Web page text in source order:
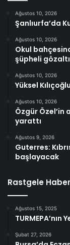
Ağustos 10, 2026
Şanlıurfa’da
Ağustos 10, 2026
Okul
şüpheli
Ağustos 10, 2026
Yüksel
Ağustos 10, 2026
Özgür
yarattı
Ağustos 9, 2026
Guterres:
başlayacak
Rastgele
Ağustos 15, 2025
Şubat 27, 2026